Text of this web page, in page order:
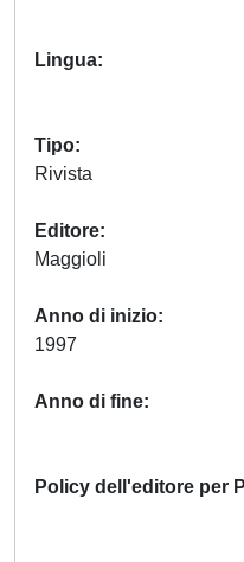
Lingua
Tipo
Rivista
Editore
Anno di inizio
Anno di fine
Policy dell'editore per